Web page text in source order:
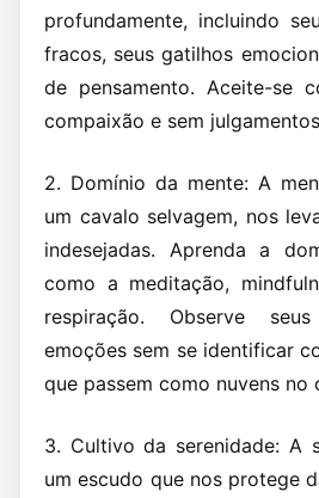
profundamente, incluindo
fracos, seus gatilhos
de pensamento. Aceite-se
compaixão e sem
2. Domínio da mente: A
um cavalo selvagem, nos
indesejadas. Aprenda a
como a meditação,
respiração. Observe
emoções sem se identificar
que passem como nuvens no
3. Cultivo da serenidade: A
um escudo que nos protege